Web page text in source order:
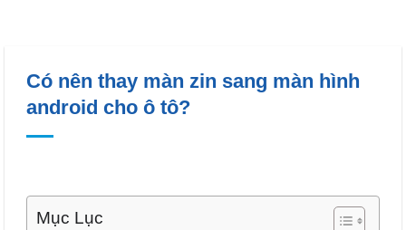
Có nên thay màn zin sang màn hình
android cho ô tô?
Mục Lục